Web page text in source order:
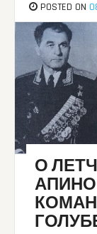
POSTED ON
О